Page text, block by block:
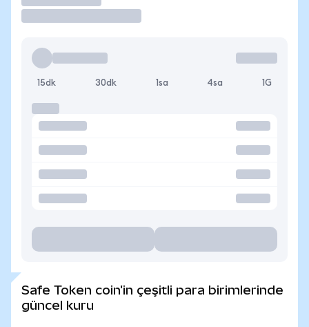
15dk 30dk 1sa 4sa 1G
Safe Token coin'in çeşitli para birimlerinde
güncel kuru